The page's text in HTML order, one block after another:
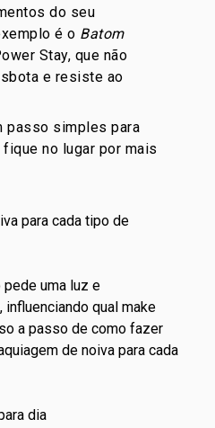
do seu
é o Batom
Stay, que não
e resiste ao
passo simples para
no lugar por mais
para cada tipo de
uma luz e
qual make
a passo de como fazer
de noiva para cada
dia